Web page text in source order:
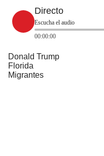
Directo
Escucha el audio
00:00:00
Donald Trump
Florida
Migrantes